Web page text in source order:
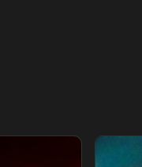
لغز قاتل الأصدقاء